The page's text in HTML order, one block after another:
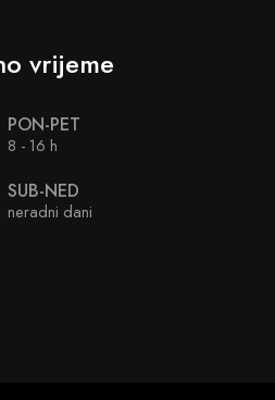
vrijeme
PON-PET
8 - 16 h
SUB-NED
neradni dani